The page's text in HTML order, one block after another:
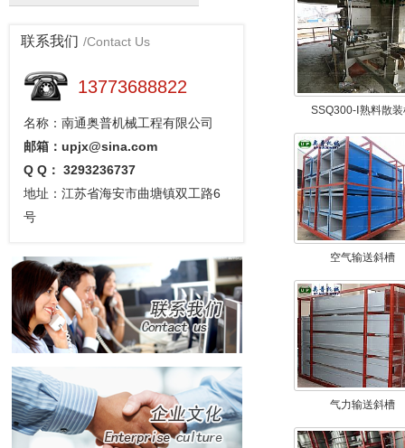
SSQ300-Ⅰ熟料散
空气输送斜槽
气力输送斜槽
联系我们 /Contact Us
13773688822
名称：南通奥普机械工程有限公司
邮箱：upjx@sina.com
Q Q： 3293236737
地址：江苏省海安市曲塘镇双工路6
号